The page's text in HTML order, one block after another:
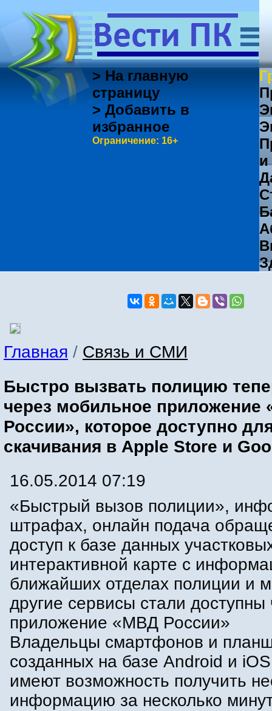
> На главную
страницу
> Добавить в
избранное
Ограничение: 16+
Главная / Связь и СМИ
Быстро вызвать полицию
через мобильное приложение
России», которое доступно
скачивания в Apple Store и
16.05.2014 07:19
«Быстрый вызов полиции»,
штрафах, онлайн подача
доступ к базе данных
интерактивной карте с
ближайших отделах полиции и
другие сервисы стали доступны
приложение «МВД России»
Владельцы смартфонов и
созданных на базе Android и
имеют возможность получить
информацию за несколько